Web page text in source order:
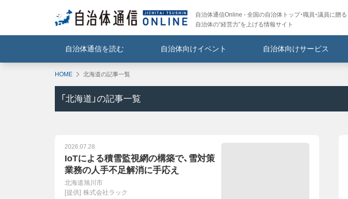
自治体通信Online - 全国の自治体トップ・職員・議員に贈る
自治体の“経営力”を上げる情報サイト
自治体通信を読む 自治体向けイベント 自治体向けサービス
HOME 北海道の記事一覧
「 北海道 」の記事一覧
2026.07.28
IoTによる積雪監視網の構築で、雪対策
業務の人手不足解消に手応え
北海道旭川市
[提供] 株式会社ラック